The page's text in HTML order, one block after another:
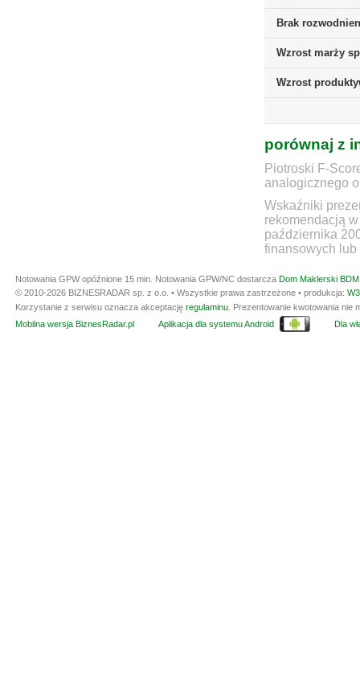
Brak
Wzrost marży
Wzrost
porównaj z
Piotroski F-
analogicznego
Wskaźniki
rekomendacją
października
finansowych lub
Notowania GPW opóźnione 15 min. Notowania GPW/NC dostarcza Dom Maklerski
© 2010-2026 BIZNESRADAR sp. z o.o. • Wszystkie prawa zastrzeżone • produkcja:
Korzystanie z serwisu oznacza akceptację regulaminu . Prezentowanie kwotowania
Mobilna wersja BiznesRadar.pl
Aplikacja dla systemu Android Dla